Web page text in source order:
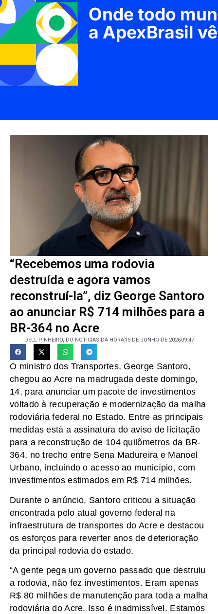
“Recebemos uma rodovia
destruída e agora vamos
reconstruí-la”, diz George Santoro
ao anunciar R$ 714 milhões para a
BR-364 no Acre
DELL PINHEIRO, DO NOTÍCIAS DA HORA15 DE JUNHO DE 202609:47
O ministro dos Transportes, George Santoro,
chegou ao Acre na madrugada deste domingo,
14, para anunciar um pacote de investimentos
voltado à recuperação e modernização da malha
rodoviária federal no Estado. Entre as principais
medidas está a assinatura do aviso de licitação
para a reconstrução de 104 quilômetros da BR-
364, no trecho entre Sena Madureira e Manoel
Urbano, incluindo o acesso ao município, com
investimentos estimados em R$ 714 milhões.
Durante o anúncio, Santoro criticou a situação
encontrada pelo atual governo federal na
infraestrutura de transportes do Acre e destacou
os esforços para reverter anos de deterioração
da principal rodovia do estado.
“A gente pega um governo passado que destruiu
a rodovia, não fez investimentos. Eram apenas
R$ 80 milhões de manutenção para toda a malha
rodoviária do Acre. Isso é inadmissível. Estamos